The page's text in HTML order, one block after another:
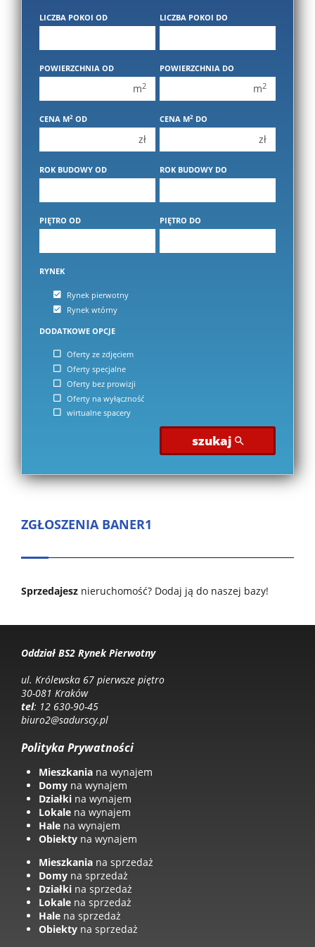
400 000 zł
400 000 zł
LICZBA POKOI OD
2 pokoje
3 pokoje
4 pokoje
6 pokoi
LICZBA POKOI DO
2 pokoje
3 pokoje
4 pokoje
6 pokoi
POWIERZCHNIA OD
m2
POWIERZCHNIA DO
m2
CENA M2 OD
zł
CENA M2 DO
zł
ROK BUDOWY OD ROK BUDOWY DO
PIĘTRO OD PIĘTRO DO
RYNEK
Rynek pierwotny
Rynek wtórny
DODATKOWE OPCJE
Oferty ze zdjęciem
Oferty specjalne
Oferty bez prowizji
Oferty na wyłączność
wirtualne spacery
szukaj
ZGŁOSZENIA BANER1
Sprzedajesz nieruchomość? Dodaj ją do naszej bazy!
Oddział BS2 Rynek Pierwotny
ul. Królewska 67 pierwsze piętro
30-081 Kraków
tel: 12 630-90-45
biuro2@sadurscy.pl
Polityka Prywatności
Mieszkania na wynajem
Domy na wynajem
Działki na wynajem
Lokale na wynajem
Hale na wynajem
Obiekty na wynajem
Mieszkania na sprzedaż
Domy na sprzedaż
Działki na sprzedaż
Lokale na sprzedaż
Hale na sprzedaż
Obiekty na sprzedaż